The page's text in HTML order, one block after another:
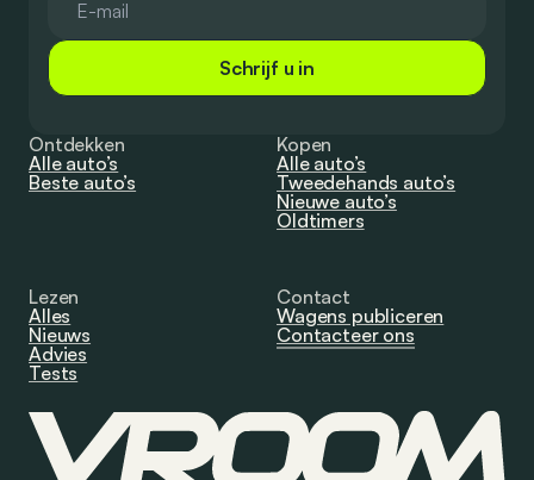
Schrijf u in
Ontdekken
Alle auto’s
Beste auto’s
Kopen
Alle auto’s
Tweedehands auto’s
Nieuwe auto’s
Oldtimers
Lezen
Alles
Nieuws
Advies
Tests
Contact
Wagens publiceren
Contacteer ons